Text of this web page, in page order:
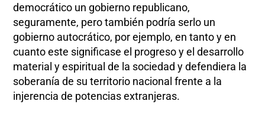
democrático un gobierno republicano,
seguramente, pero también podría serlo un
gobierno autocrático, por ejemplo, en tanto y en
cuanto este significase el progreso y el desarrollo
material y espiritual de la sociedad y defendiera la
soberanía de su territorio nacional frente a la
injerencia de potencias extranjeras.